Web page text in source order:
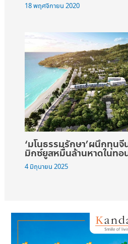
18 พฤศจิกายน 2020
‘มโนธรรมรักษา’ผนึกทุน
มิกซ์ยูสหมื่นล้านหาดในทอ
4 มิถุนายน 2025